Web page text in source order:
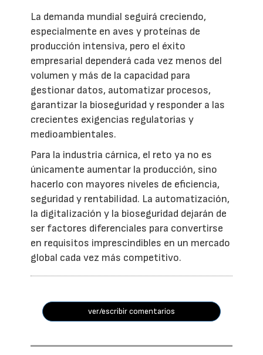
La demanda mundial seguirá creciendo,
especialmente en aves y proteínas de
producción intensiva, pero el éxito
empresarial dependerá cada vez menos del
volumen y más de la capacidad para
gestionar datos, automatizar procesos,
garantizar la bioseguridad y responder a las
crecientes exigencias regulatorias y
medioambientales.
Para la industria cárnica, el reto ya no es
únicamente aumentar la producción, sino
hacerlo con mayores niveles de eficiencia,
seguridad y rentabilidad. La automatización,
la digitalización y la bioseguridad dejarán de
ser factores diferenciales para convertirse
en requisitos imprescindibles en un mercado
global cada vez más competitivo.
ver/escribir comentarios